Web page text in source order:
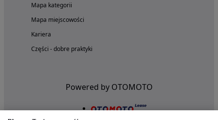
Mapa kategorii
Mapa miejscowości
Kariera
Części - dobre praktyki
Powered by OTOMOTO